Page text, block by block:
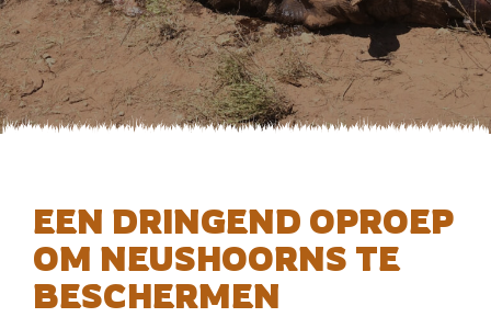
EEN DRINGEND OPROEP
OM NEUSHOORNS TE
BESCHERMEN